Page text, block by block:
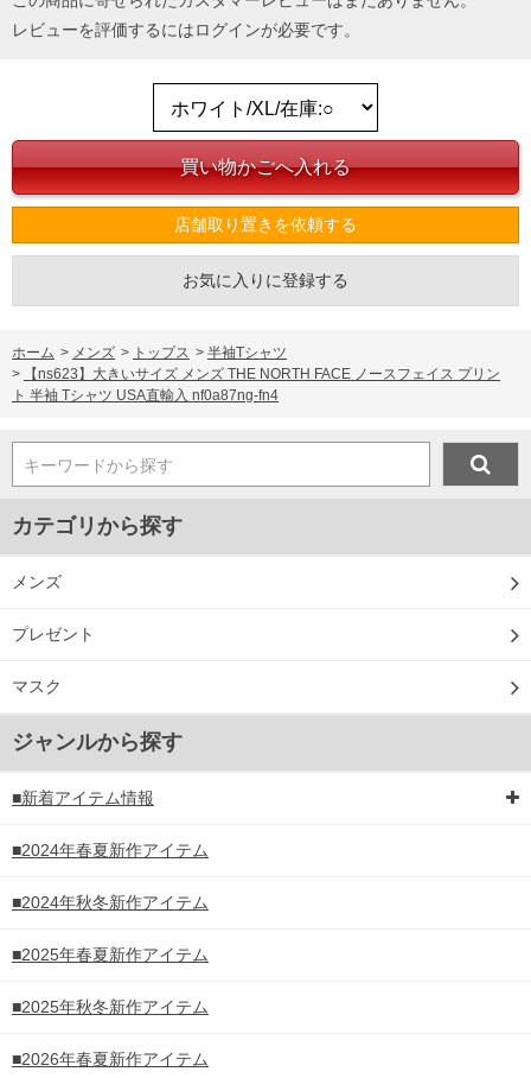
レビューを評価するにはログインが必要です。
店舗取り置きを依頼する
お気に入りに登録する
ホーム > メンズ > トップス > 半袖Tシャツ
>
【ns623】大きいサイズ メンズ THE NORTH FACE ノースフェイス プリン
ト 半袖 Tシャツ USA直輸入 nf0a87ng-fn4
キーワードから探す
カテゴリから探す
メンズ
プレゼント
マスク
ジャンルから探す
■新着アイテム情報
■2024年春夏新作アイテム
■2024年秋冬新作アイテム
■2025年春夏新作アイテム
■2025年秋冬新作アイテム
■2026年春夏新作アイテム